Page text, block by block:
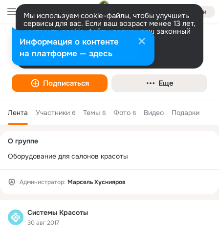
Войти
Мы используем cookie-файлы, чтобы улучшить
сервисы для вас. Если ваш возраст менее 13 лет,
настроить cookie-файлы должен ваш законный
представитель. Больше информации
Разрешить все Настроить
Системы Красоты
Подписаться Еще
Лента Участники 6 Темы 6 Фото 6 Видео Подарки
Системы Красоты
30 авг 2017
колонка
О группе
Оборудование для салонов красоты
Администратор: Марсель Хуснияров
Информация о контенте
на платформе — здесь